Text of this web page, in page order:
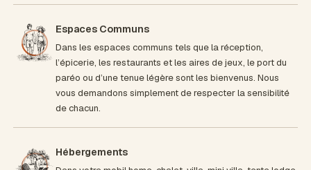
Espaces Communs
Dans les espaces communs tels que la réception,
l’épicerie, les restaurants et les aires de jeux, le port du
paréo ou d’une tenue légère sont les bienvenus. Nous
vous demandons simplement de respecter la sensibilité
de chacun.
Hébergements